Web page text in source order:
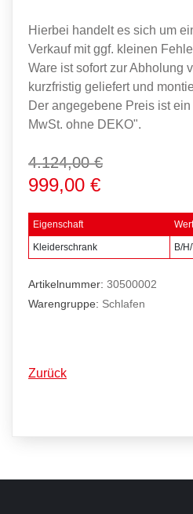
Hierbei handelt es sich um
Verkauf mit ggf. kleinen
Ware ist sofort zur Abholung
kurzfristig geliefert und
Der angegebene Preis ist
MwSt. ohne DEKO".
4.124,00 €
999,00 €
Eigenschaft Wert
Kleiderschrank B/
Artikelnummer: 30500002
Warengruppe: Schlafen
Zurück